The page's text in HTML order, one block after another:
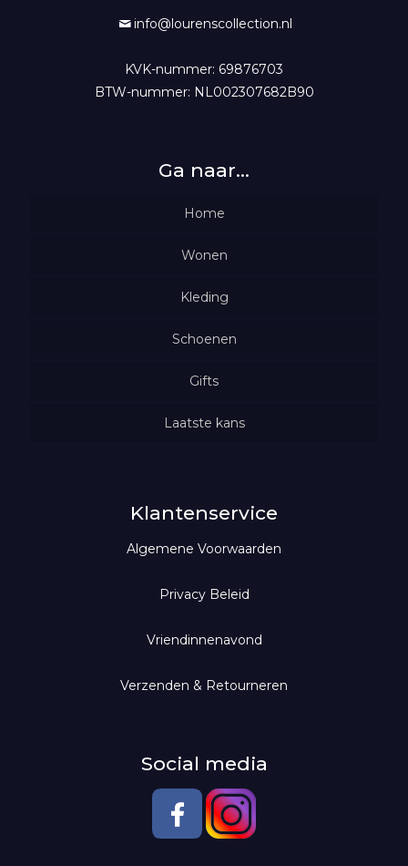
info@lourenscollection.nl
KVK-nummer: 69876703
BTW-nummer: NL002307682B90
Ga naar…
Home
Wonen
Woondecoratie
Verlichting
Wasparfum
Kaarsen & geuren
Scentchips
Geurdiffusers
Geurolie voor diffuser
Scentlamp
Kleding
Truien
Vesten
Shirts
Tops
Jurken
Jeans
Broeken
Leggings
Jassen
Schoenen
Gifts
Geurolie met tekst
Cadeaubon
Laatste kans
Klantenservice
Algemene Voorwaarden
Privacy Beleid
Vriendinnenavond
Verzenden & Retourneren
Social media